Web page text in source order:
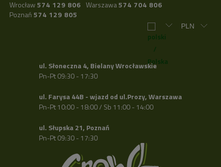
Wrocław 574 129 806 Warszawa574 704 806
Poznań 574 129 805
ul. Słoneczna 4, Bielany Wrocławskie
Pn-Pt 09:30 - 17:30
ul. Farysa 44B - wjazd od ul.Prozy, Warszawa
Pn-Pt 10:00 - 18:00 / Sb 11:00 - 14:00
ul. Słupska 21, Poznań
Pn-Pt 09:30 - 17:30